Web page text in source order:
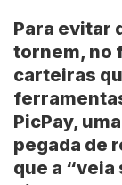
Para evitar
tornem, no
carteiras
PicPay,
pegada de
que a “veia